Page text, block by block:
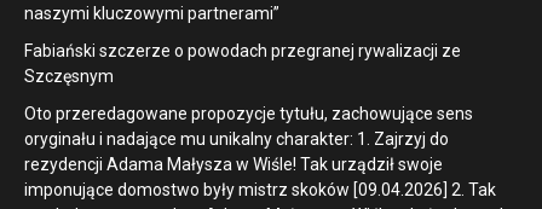
naszymi kluczowymi partnerami”
Fabiański szczerze o powodach przegranej rywalizacji ze
Szczęsnym
Oto przeredagowane propozycje tytułu, zachowujące sens
oryginału i nadające mu unikalny charakter: 1. Zajrzyj do
rezydencji Adama Małysza w Wiśle! Tak urządził swoje
imponujące domostwo były mistrz skoków [09.04.2026] 2. Tak